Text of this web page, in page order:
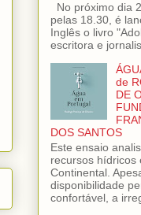
No próximo dia
pelas 18.30, é
Inglês o livro
escritora e
de
DE
DOS SANTOS
Este ensaio
recursos hídricos
Continental.
disponibilidade
confortável, a